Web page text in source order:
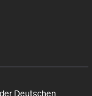
Deutschen